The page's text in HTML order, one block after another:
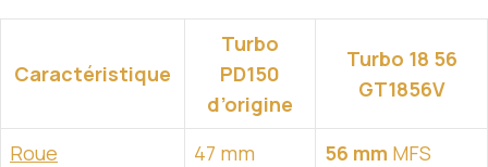
Caractéristique
Turbo
PD150
d’origine
Turbo 18 56
GT1856V
Roue
47 mm
56 mm MFS